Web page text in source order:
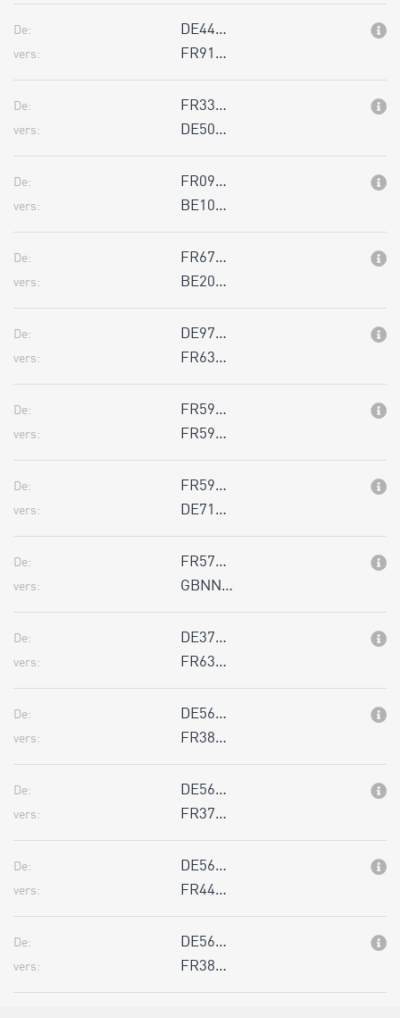
De: DE44…
vers: FR91…
De: FR33…
vers: DE50…
De: FR09…
vers: BE10…
De: FR67…
vers: BE20…
De: DE97…
vers: FR63…
De: FR59…
vers: FR59…
De: FR59…
vers: DE71…
De: FR57…
vers: GBNN…
De: DE37…
vers: FR63…
De: DE56…
vers: FR38…
De: DE56…
vers: FR37…
De: DE56…
vers: FR44…
De: DE56…
vers: FR38…